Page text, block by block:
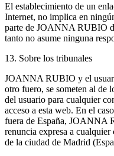
El establecimiento de un
Internet, no implica en
parte de JOANNA RUBIO
tanto no asume ninguna
13. Sobre los tribunales
JOANNA RUBIO y el
otro fuero, se someten al de
del usuario para cualquier
acceso a esta web. En el
fuera de España, JOANNA
renuncia expresa a
de la ciudad de Madrid